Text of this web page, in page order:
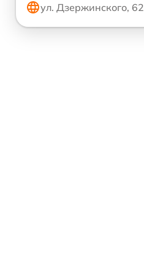
ул. Дзержинского, 62